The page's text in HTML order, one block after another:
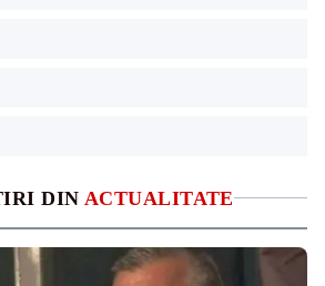
DIN ACTUALITATE